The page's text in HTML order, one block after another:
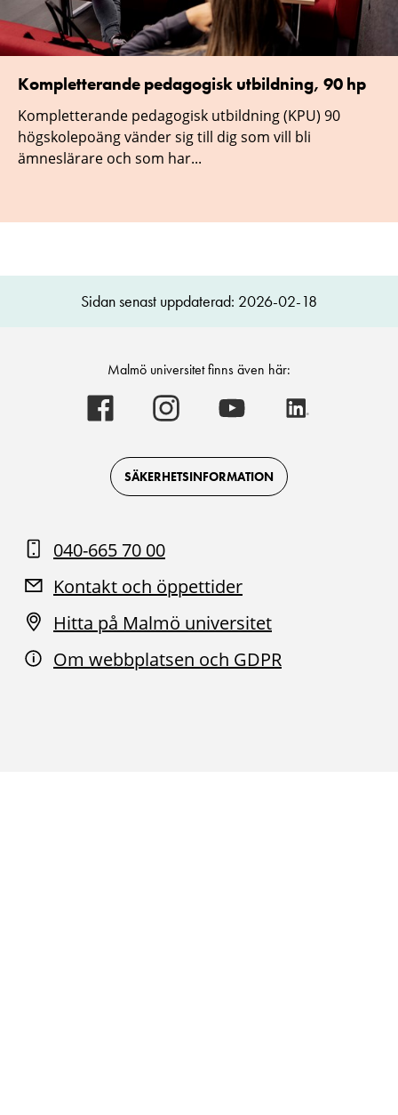
Kompletterande pedagogisk utbildning, 90 hp
Kompletterande pedagogisk utbildning (KPU) 90
högskolepoäng vänder sig till dig som vill bli
ämneslärare och som har...
Sidan senast uppdaterad: 2026-02-18
Malmö universitet finns även här:
Malmö
universitet
on
Facebook
Malmö
universitet
on
Instagram
Malmö
universitet
on
Youtube
SÄKERHETSINFORMATION
040-665 70 00
Kontakt och öppettider
Hitta på Malmö universitet
Om webbplatsen och GDPR